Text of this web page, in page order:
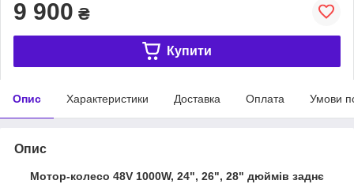
9 900 ₴
Купити
Опис Характеристики Доставка Оплата Умови
Опис
Мотор-колесо 48V 1000W, 24", 26", 28" дюймів заднє